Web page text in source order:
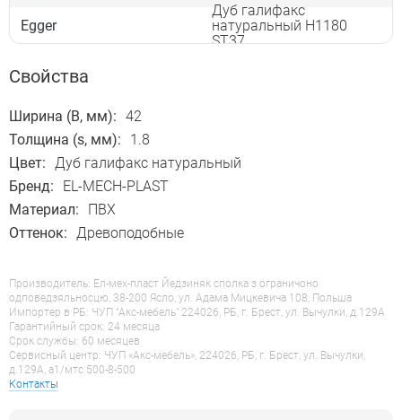
Egger
Дуб галифакс
натуральный H1180
ST37
Свойства
Ширина (B, мм): 42
Толщина (s, мм):
1.8
Цвет: Дуб галифакс натуральный
Бренд:
EL-MECH-PLAST
Материал:
ПВХ
Оттенок: Древоподобные
Производитель: Ел-мех-пласт Йедзиняк сполка з ограничоно
одповедзяльносцю, 38-200 Ясло, ул. Адама Мицкевича 108, Польша
Импортер в РБ: ЧУП "Акс-мебель" 224026, РБ, г. Брест, ул. Вычулки, д.129А
Гарантийный срок: 24 месяца
Срок службы: 60 месяцев
Сервисный центр: ЧУП «Акс-мебель», 224026, РБ, г. Брест, ул. Вычулки,
д.129А, a1/мтс 500-8-500
Контакты